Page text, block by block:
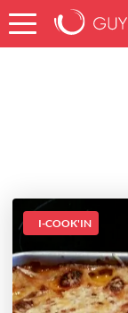
Accueil Recettes
I-COOK'IN